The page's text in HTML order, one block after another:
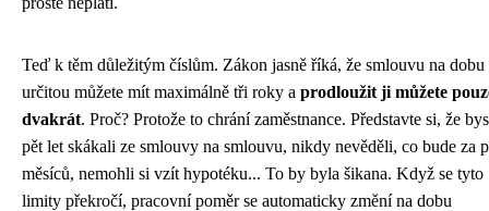
Teď k těm důležitým číslům. Zákon jasně říká, že smlouvu na dobu
určitou můžete mít maximálně tři roky a prodloužit ji můžete
dvakrát. Proč? Protože to chrání zaměstnance. Představte si, že
pět let skákali ze smlouvy na smlouvu, nikdy nevěděli, co bude za
měsíců, nemohli si vzít hypotéku... To by byla šikana. Když se tyto
limity překročí, pracovní poměr se automaticky změní na dobu